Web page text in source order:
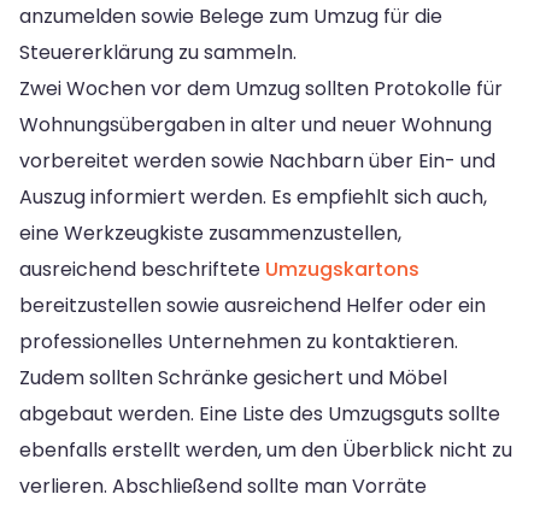
anzumelden sowie Belege zum Umzug für die
Steuererklärung zu sammeln.
Zwei Wochen vor dem Umzug sollten Protokolle für
Wohnungsübergaben in alter und neuer Wohnung
vorbereitet werden sowie Nachbarn über Ein- und
Auszug informiert werden. Es empfiehlt sich auch,
eine Werkzeugkiste zusammenzustellen,
ausreichend beschriftete Umzugskartons
bereitzustellen sowie ausreichend Helfer oder ein
professionelles Unternehmen zu kontaktieren.
Zudem sollten Schränke gesichert und Möbel
abgebaut werden. Eine Liste des Umzugsguts sollte
ebenfalls erstellt werden, um den Überblick nicht zu
verlieren. Abschließend sollte man Vorräte